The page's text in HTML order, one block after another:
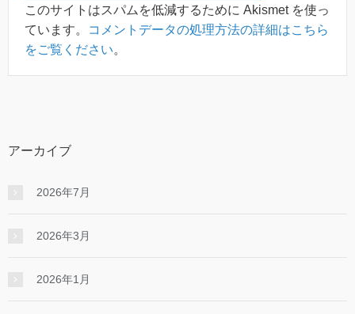
このサイトはスパムを低減するために Akismet を使っ
ています。
コメントデータの処理方法の詳細はこちら
をご覧ください。
アーカイブ
2026年7月
2026年3月
2026年1月